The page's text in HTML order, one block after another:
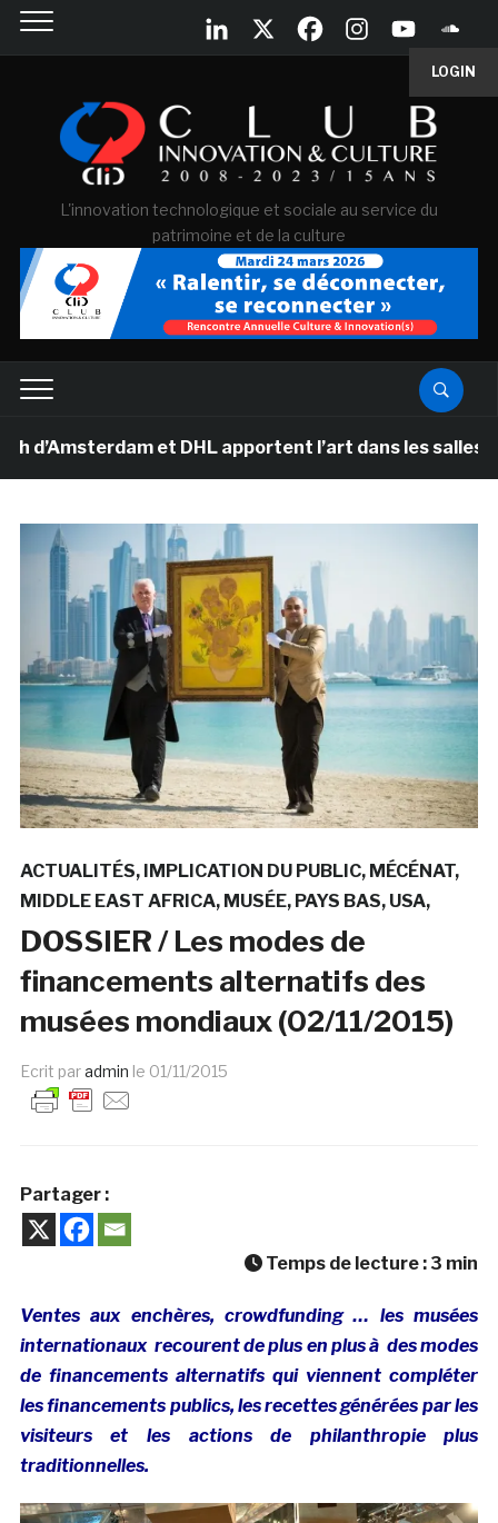
LOGIN
L'innovation technologique et sociale au service du
patrimoine et de la culture
et DHL apportent l’art dans les salles de
ACTUALITÉS IMPLICATION DU PUBLIC MÉCÉNAT
MIDDLE EAST AFRICA MUSÉE PAYS BAS USA
DOSSIER / Les modes de
financements alternatifs des
musées mondiaux (02/11/2015)
Ecrit paradmin le 01/11/2015
Partager :
Temps de lecture : 3 min
Ventes aux enchères, crowdfunding … les musées
internationaux recourent de plus en plus à des modes
de financements alternatifs qui viennent compléter
les financements publics, les recettes générées par les
visiteurs et les actions de philanthropie plus
traditionnelles.